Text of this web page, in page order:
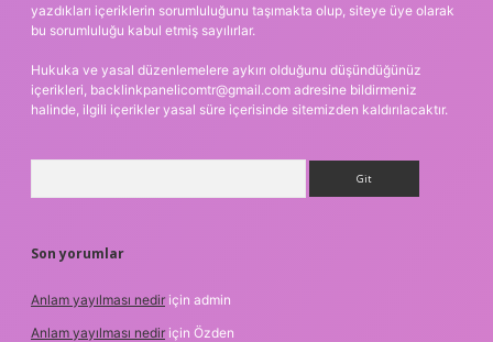
yazdıkları içeriklerin sorumluluğunu taşımakta olup, siteye üye olarak
bu sorumluluğu kabul etmiş sayılırlar.
Hukuka ve yasal düzenlemelere aykırı olduğunu düşündüğünüz
içerikleri, backlinkpanelicomtr@gmail.com adresine bildirmeniz
halinde, ilgili içerikler yasal süre içerisinde sitemizden kaldırılacaktır.
Son yorumlar
Anlam yayılması nedir için admin
Anlam yayılması nedir için Özden